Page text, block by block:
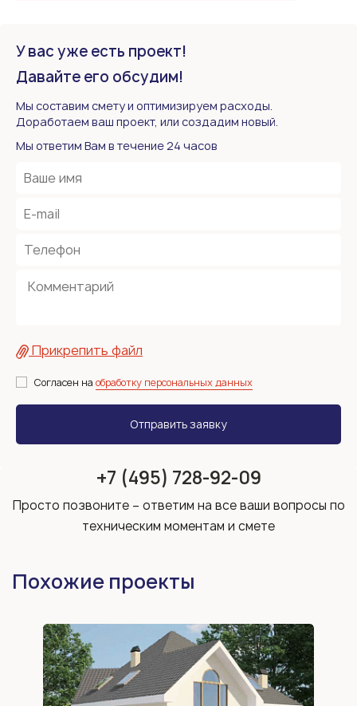
У вас уже есть проект!
Давайте его обсудим!
Мы составим смету и оптимизируем расходы.
Доработаем ваш проект, или создадим новый.
Мы ответим Вам в течение 24 часов
Прикрепить файл
Согласен на обработку персональных данных
+7 (495) 728-92-09
Просто позвоните – ответим на все ваши вопросы по
техническим моментам и смете
Похожие проекты